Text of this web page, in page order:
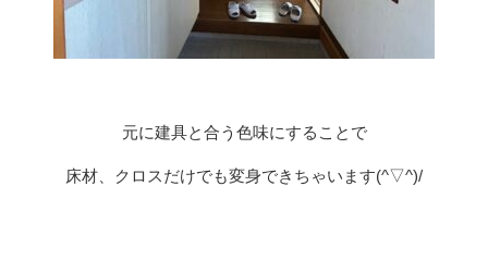
元に建具と合う色味にすることで
床材、クロスだけでも変身できちゃいます(^▽^)/